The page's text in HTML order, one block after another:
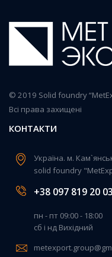
© 2019 Solid foundry
Всі права захищені
КОНТАКТИ
Україна. м.
solid foundry
+38 097 819 20 03
пн - пт 09:00 - 18:00
сб і нд Вихідний